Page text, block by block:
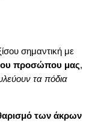
σημαντική με
προσώπου μας,
τα πόδια
των άκρων